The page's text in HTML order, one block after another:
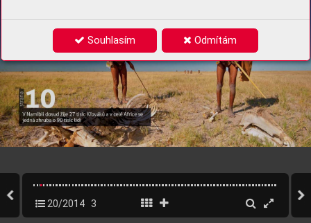
Souhlasím Odmítám
20/2014 3